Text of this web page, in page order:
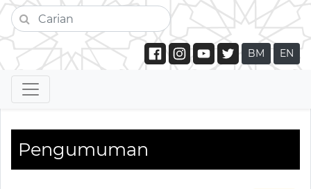
BM EN
Pengumuman